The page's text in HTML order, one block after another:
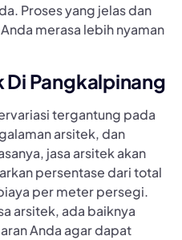
Proses yang jelas dan
merasa lebih nyaman
Di Pangkalpinang
tergantung pada
arsitek, dan
jasa arsitek akan
persentase dari total
per meter persegi.
arsitek, ada baiknya
Anda agar dapat